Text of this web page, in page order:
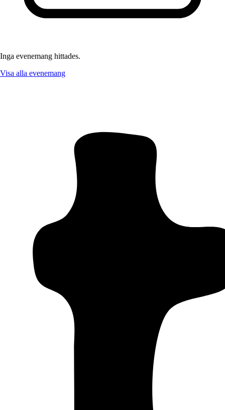
Inga evenemang hittades.
Visa alla evenemang